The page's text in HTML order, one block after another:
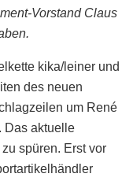
Vorstand Claus
kika/leiner und
des neuen
um René
Das aktuelle
spüren. Erst vor